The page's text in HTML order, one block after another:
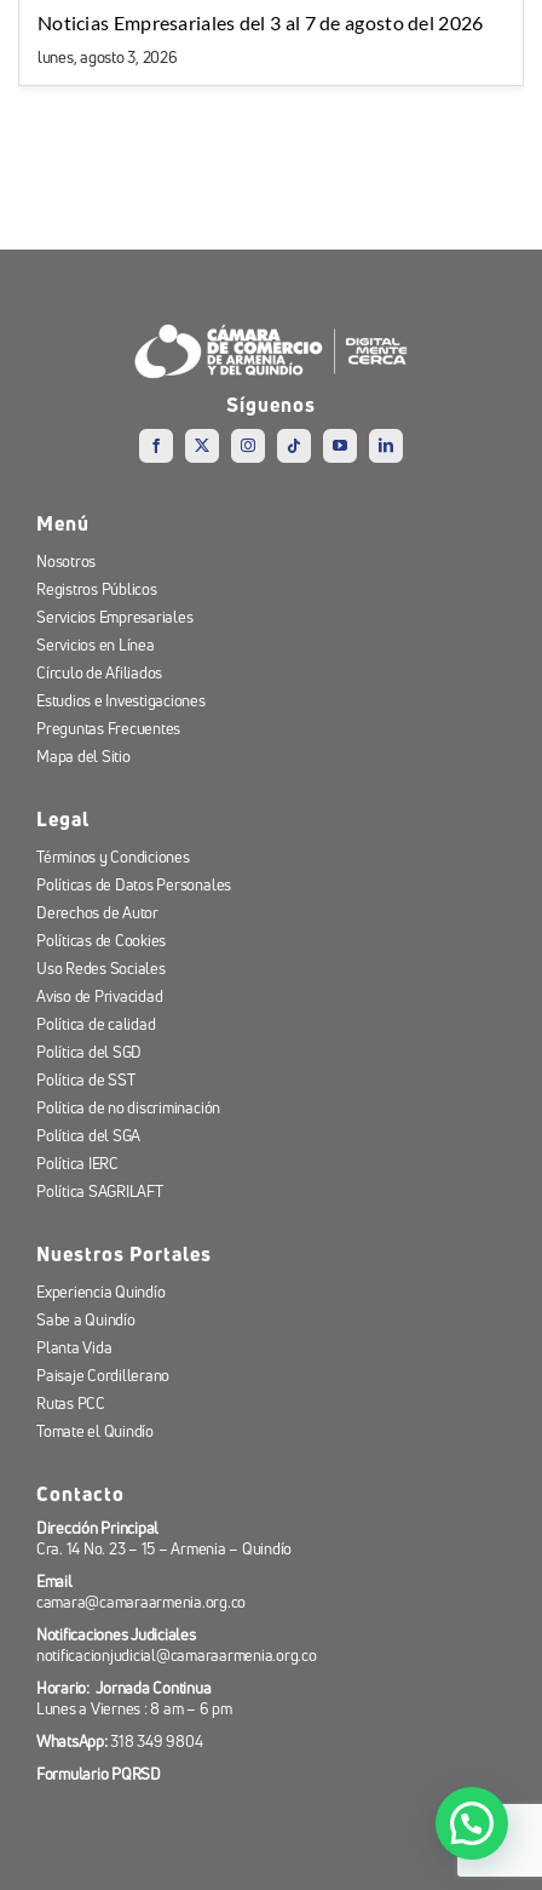
Noticias Empresariales del 3 al 7 de agosto del 2026
lunes, agosto 3, 2026
Síguenos
Menú
Nosotros
Registros Públicos
Servicios Empresariales
Servicios en Línea
Círculo de Afiliados
Estudios e Investigaciones
Preguntas Frecuentes
Mapa del Sitio
Legal
Términos y Condiciones
Políticas de Datos Personales
Derechos de Autor
Políticas de Cookies
Uso Redes Sociales
Aviso de Privacidad
Política de calidad
Política del SGD
Política de SST
Política de no discriminación
Política del SGA
Política IERC
Política SAGRILAFT
Nuestros Portales
Experiencia Quindío
Sabe a Quindío
Planta Vida
Paisaje Cordillerano
Rutas PCC
Tomate el Quindío
Contacto
Dirección Principal
Cra. 14 No. 23 – 15 – Armenia – Quindío
Email
camara@camaraarmenia.org.co
Notificaciones Judiciales
notificacionjudicial@camaraarmenia.org.co
Horario: Jornada Continua
Lunes a Viernes : 8 am – 6 pm
WhatsApp:318 349 9804
Formulario PQRSD